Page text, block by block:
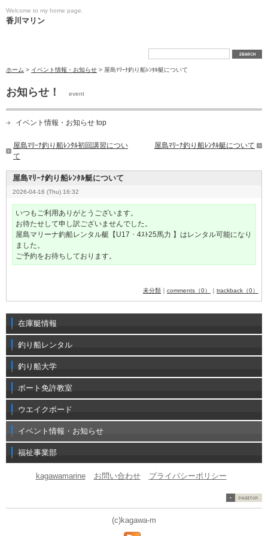
Welcome to my home page.
香川マリン
ホーム > イベント情報・お知らせ > 屋島ﾏﾘｰﾅ釣り船ﾚﾝﾀﾙ艇について
お知らせ！ event
イベント情報・お知らせ top
屋島ﾏﾘｰﾅ釣り船ﾚﾝﾀﾙ初回講習につい
て
屋島ﾏﾘｰﾅ釣り船ﾚﾝﾀﾙ艇について
屋島ﾏﾘｰﾅ釣り船ﾚﾝﾀﾙ艇について
2026-04-16 (Thu) 16:32
いつもご利用ありがとうございます。
お待たせして申し訳ございませんでした。
屋島マリーナ釣船レンタル艇【U17 ・4ｽﾄ25馬力 】はレンタル可能になり
ました。
ご予約をお待ちしております。
未分類 ｜ comments（0） ｜ trackback（0）
在庫艇情報
釣り船レンタル
釣り船大学
ボート免許教室
ウエイクボード
イベント情報・お知らせ
福祉事業部
kagawamarine お問い合わせ プライバシーポリシー
(c)kagawa-m